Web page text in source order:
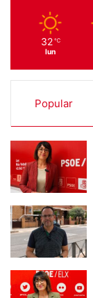
32 ℃
lun
Popular